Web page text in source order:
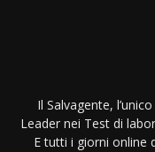
Il Salvagente,
Leader nei Test di
E tutti i giorni online